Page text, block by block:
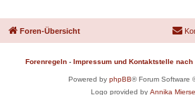
Foren-Übersicht
Forenregeln - Impressum und Kontaktstelle nach
Powered by phpBB® Forum Software
Logo provided by Annika